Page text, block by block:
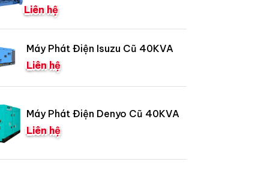
Liên hệ
Máy Phát Điện Isuzu Cũ 40KVA
Liên hệ
Máy Phát Điện Denyo Cũ 40KVA
Liên hệ